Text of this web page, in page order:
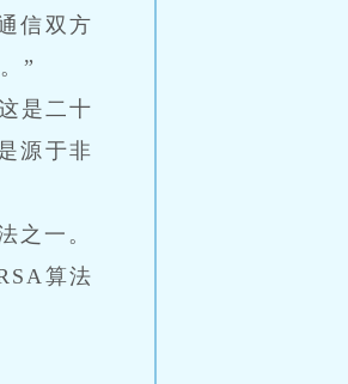
信双方
”
是二十
源于非
之一。
算法